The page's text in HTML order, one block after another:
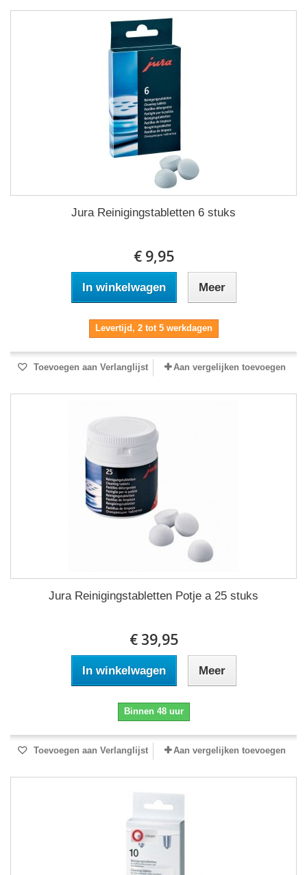
Jura Reinigingstabletten 6 stuks
€ 9,95
In winkelwagen Meer
Levertijd, 2 tot 5 werkdagen
Toevoegen aan Verlanglijst Aan vergelijken toevoegen
Jura Reinigingstabletten Potje a 25 stuks
€ 39,95
In winkelwagen Meer
Binnen 48 uur
Toevoegen aan Verlanglijst Aan vergelijken toevoegen